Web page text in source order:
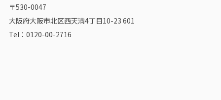
〒530-0047
大阪府大阪市北区西天満4丁目10-23 601
Tel：0120-00-2716